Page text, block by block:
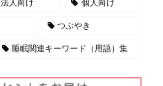
法人向け 個人向け
つぶやき
睡眠関連キーワード（用語）集